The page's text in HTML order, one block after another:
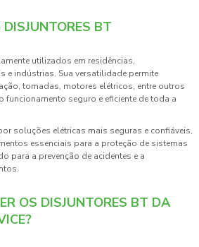
BT
utilizados em residências,
e indústrias. Sua versatilidade permite
tomadas, motores elétricos, entre outros
seguro e eficiente de toda a
soluções elétricas mais seguras e confiáveis,
essenciais para a proteção de sistemas
para a prevenção de acidentes e a
OS DISJUNTORES BT DA